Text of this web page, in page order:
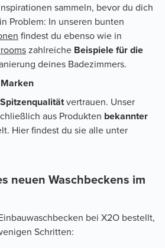
sammeln, bevor du dich
Problem: In unseren bunten
findest du ebenso wie in
zahlreiche Beispiele für die
deines Badezimmers.
Spitzenqualitätvertrauen. Unser
aus Produkten bekannter
Hier findest du sie alle unter
neuen Waschbeckens im
bei X2O bestellt,
Schritten: